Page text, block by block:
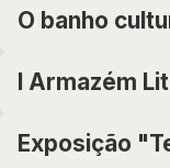
O banho
I Armazém
Exposição